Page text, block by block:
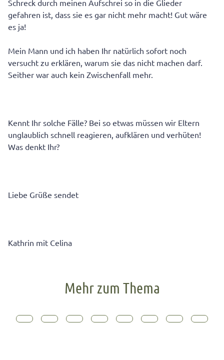
Schreck durch meinen Aufschrei so in die Glieder
gefahren ist, dass sie es gar nicht mehr macht! Gut wäre
es ja!
Mein Mann und ich haben Ihr natürlich sofort noch
versucht zu erklären, warum sie das nicht machen darf.
Seither war auch kein Zwischenfall mehr.
Kennt Ihr solche Fälle? Bei so etwas müssen wir Eltern
unglaublich schnell reagieren, aufklären und verhüten!
Was denkt Ihr?
Liebe Grüße sendet
Kathrin mit Celina
Mehr zum Thema